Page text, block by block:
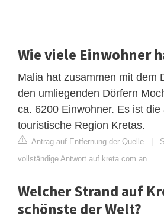
Wie viele Einwohner
Malia hat zusammen mit dem
den umliegenden Dörfern
ca. 6200 Einwohner. Es ist die
touristische Region Kretas.
Antrag auf Entfernung der Quelle |
vollständige Antwort auf kreta.com an
Welcher Strand auf
schönste der Welt?